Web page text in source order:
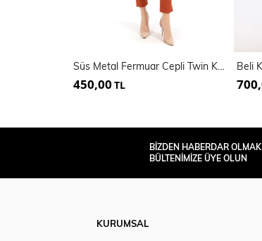
Süs Metal Fermuar Cepli Twin Krep Pantolon
450,00 TL
BİZDEN HABERDAR
BÜLTENİMİZE ÜYE OLUN
KURUMSAL